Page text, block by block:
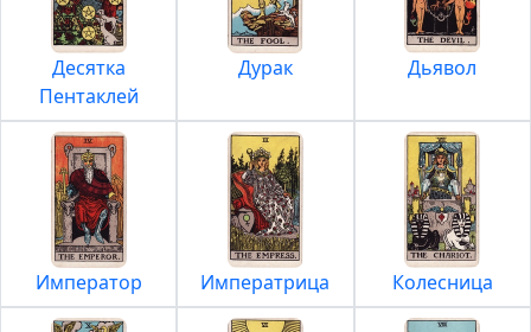
Десятка
Пентаклей
Дурак Дьявол
Император Императрица Колесница